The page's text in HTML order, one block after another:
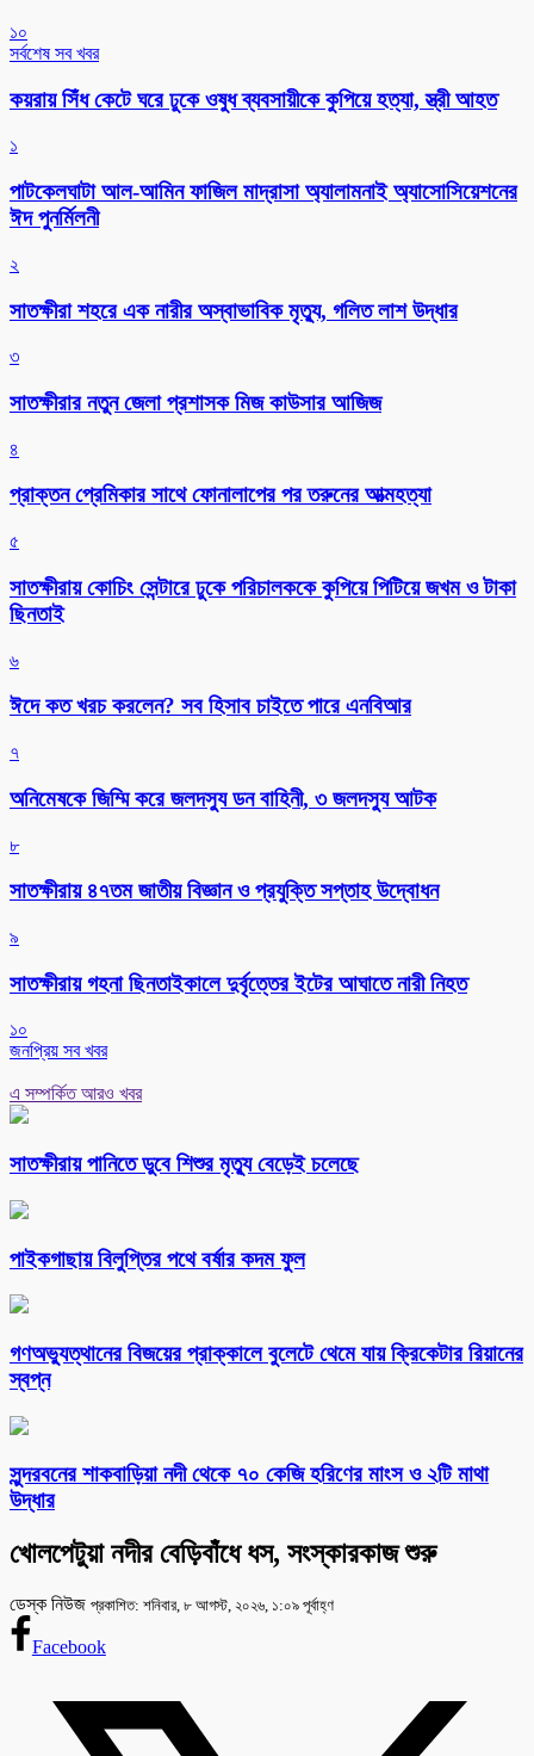
১০
সর্বশেষ সব খবর
কয়রায় সিঁধ কেটে ঘরে ঢুকে ওষুধ ব্যবসায়ীকে কুপিয়ে হত্যা, স্ত্রী আহত
১
পাটকেলঘাটা আল-আমিন ফাজিল মাদ্রাসা অ্যালামনাই অ্যাসোসিয়েশনের
ঈদ পুনর্মিলনী
২
সাতক্ষীরা শহরে এক নারীর অস্বাভাবিক মৃত্যু, গলিত লাশ উদ্ধার
৩
সাতক্ষীরার নতুন জেলা প্রশাসক মিজ কাউসার আজিজ
৪
প্রাক্তন প্রেমিকার সাথে ফোনালাপের পর তরুনের আত্মহত্যা
৫
সাতক্ষীরায় কোচিং সেন্টারে ঢুকে পরিচালককে কুপিয়ে পিটিয়ে জখম ও টাকা
ছিনতাই
৬
ঈদে কত খরচ করলেন? সব হিসাব চাইতে পারে এনবিআর
৭
অনিমেষকে জিম্মি করে জলদস্যু ডন বাহিনী, ৩ জলদস্যু আটক
৮
সাতক্ষীরায় ৪৭তম জাতীয় বিজ্ঞান ও প্রযুক্তি সপ্তাহ উদ্বোধন
৯
সাতক্ষীরায় গহনা ছিনতাইকালে দুর্বৃত্তের ইটের আঘাতে নারী নিহত
১০
জনপ্রিয় সব খবর
এ সম্পর্কিত আরও খবর
সাতক্ষীরায় পানিতে ডুবে শিশুর মৃত্যু বেড়েই চলেছে
পাইকগাছায় বিলুপ্তির পথে বর্ষার কদম ফুল
গণঅভ্যুত্থানের বিজয়ের প্রাক্কালে বুলেটে থেমে যায় ক্রিকেটার রিয়ানের
স্বপ্ন
সুন্দরবনের শাকবাড়িয়া নদী থেকে ৭০ কেজি হরিণের মাংস ও ২টি মাথা
উদ্ধার
খোলপেটুয়া নদীর বেড়িবাঁধে ধস, সংস্কারকাজ শুরু
ডেস্ক নিউজ প্রকাশিত: শনিবার, ৮ আগস্ট, ২০২৬, ১:০৯ পূর্বাহ্ণ
Facebook